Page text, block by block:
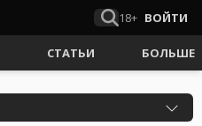
18+ ВОЙТИ
СТАТЬИ БОЛЬШЕ